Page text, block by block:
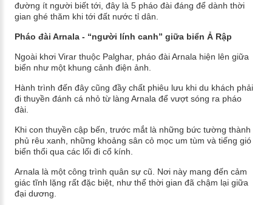
đường ít người biết tới, đây là 5 pháo đài đáng để dành thời
gian ghé thăm khi tới đất nước tỉ dân.
Pháo đài Arnala - “người lính canh” giữa biển Ả Rập
Ngoài khơi Virar thuộc Palghar, pháo đài Arnala hiện lên giữa
biển như một khung cảnh điện ảnh.
Hành trình đến đây cũng đầy chất phiêu lưu khi du khách phải
đi thuyền đánh cá nhỏ từ làng Arnala để vượt sóng ra pháo
đài.
Khi con thuyền cập bến, trước mắt là những bức tường thành
phủ rêu xanh, những khoảng sân cỏ mọc um tùm và tiếng gió
biển thổi qua các lối đi cổ kính.
Arnala là một công trình quân sự cũ. Nơi này mang đến cảm
giác tĩnh lặng rất đặc biệt, như thể thời gian đã chậm lại giữa
đại dương.